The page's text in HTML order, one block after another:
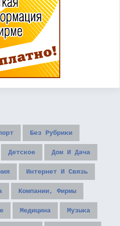
Без Рубрики
Детское Дом И Дача
Интернет И Связь
Компании, Фирмы
Медицина Музыка